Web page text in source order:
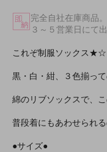
完全自社在庫商品。
３～５営業日にて
これぞ制服ソックス★☆
黒・白・紺、３色揃って
綿のリブソックスで、
普段着にもあわせられ
●サイズ●